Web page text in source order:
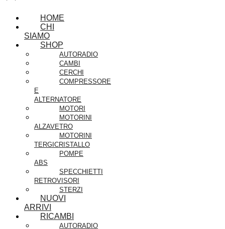
HOME
CHI
SIAMO
SHOP
AUTORADIO
CAMBI
CERCHI
COMPRESSORE
E
ALTERNATORE
MOTORI
MOTORINI
ALZAVETRO
MOTORINI
TERGICRISTALLO
POMPE
ABS
SPECCHIETTI
RETROVISORI
STERZI
NUOVI
ARRIVI
RICAMBI
AUTORADIO